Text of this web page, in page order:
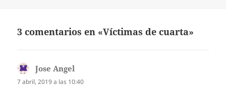
3 comentarios en «Víctimas de cuarta»
Jose Angel
7 abril, 2019 a las 10:40